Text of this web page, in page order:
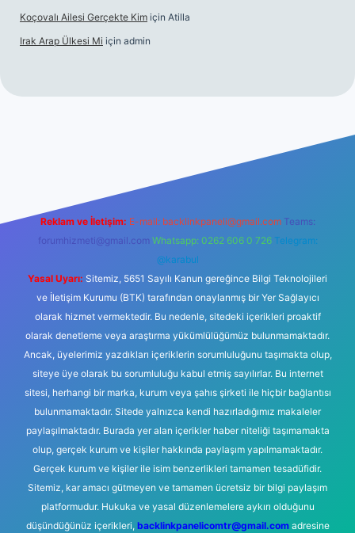
Koçovalı Ailesi Gerçekte Kim için Atilla
Irak Arap Ülkesi Mi için admin
Reklam ve İletişim: E-mail: backlinkpaneli@gmail.com Teams:
forumhizmeti@gmail.com Whatsapp: 0262 606 0 726 Telegram:
@karabul
Yasal Uyarı: Sitemiz, 5651 Sayılı Kanun gereğince Bilgi Teknolojileri
ve İletişim Kurumu (BTK) tarafından onaylanmış bir Yer Sağlayıcı
olarak hizmet vermektedir. Bu nedenle, sitedeki içerikleri proaktif
olarak denetleme veya araştırma yükümlülüğümüz bulunmamaktadır.
Ancak, üyelerimiz yazdıkları içeriklerin sorumluluğunu taşımakta olup,
siteye üye olarak bu sorumluluğu kabul etmiş sayılırlar. Bu internet
sitesi, herhangi bir marka, kurum veya şahıs şirketi ile hiçbir bağlantısı
bulunmamaktadır. Sitede yalnızca kendi hazırladığımız makaleler
paylaşılmaktadır. Burada yer alan içerikler haber niteliği taşımamakta
olup, gerçek kurum ve kişiler hakkında paylaşım yapılmamaktadır.
Gerçek kurum ve kişiler ile isim benzerlikleri tamamen tesadüfidir.
Sitemiz, kar amacı gütmeyen ve tamamen ücretsiz bir bilgi paylaşım
platformudur. Hukuka ve yasal düzenlemelere aykırı olduğunu
düşündüğünüz içerikleri, backlinkpanelicomtr@gmail.comadresine